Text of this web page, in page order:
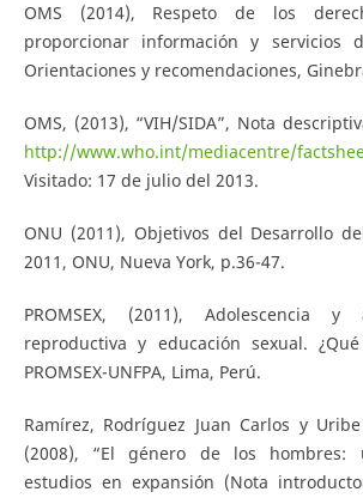
OMS (2014), Respeto de los
proporcionar información y servicios
Orientaciones y recomendaciones,
OMS, (2013), “VIH/SIDA”, Nota
http://www.who.int/mediacentre/
Visitado: 17 de julio del 2013.
ONU (2011), Objetivos del Desarrollo
2011, ONU, Nueva York, p.36-47.
PROMSEX, (2011), Adolescencia
reproductiva y educación sexual.
PROMSEX-UNFPA, Lima, Perú.
Ramírez, Rodríguez Juan Carlos y
(2008), “El género de los hombres:
estudios en expansión (Nota